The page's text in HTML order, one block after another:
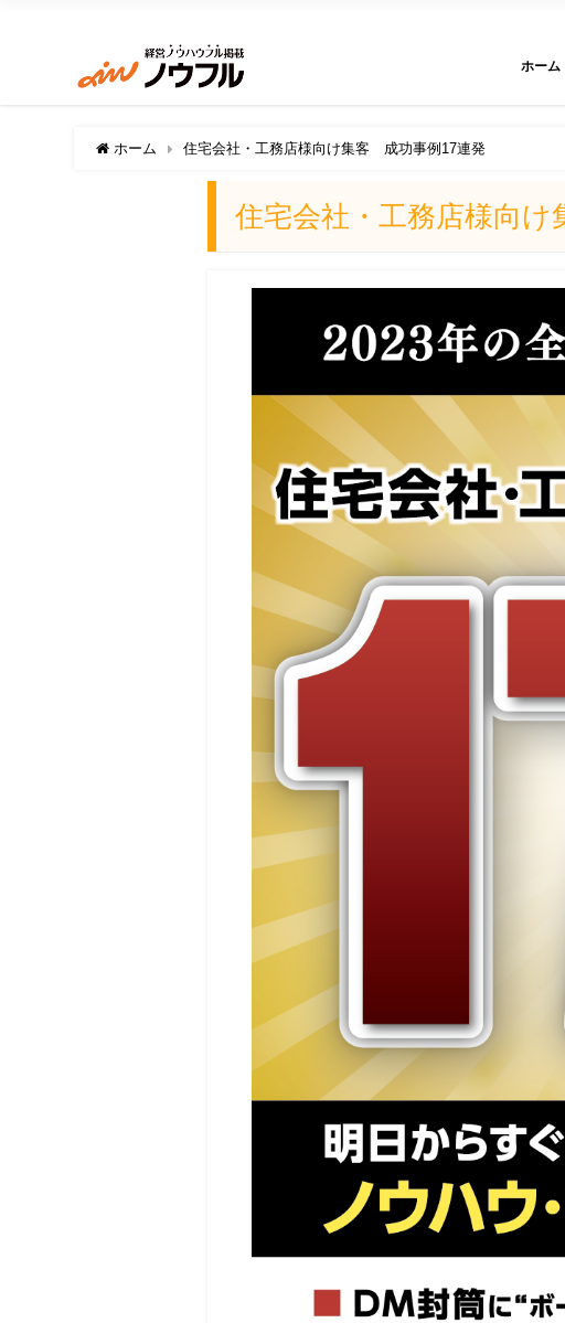
ホーム
ホーム 住宅会社・工務店様向け集客 成功事例17連発
住宅会社・工務店様向